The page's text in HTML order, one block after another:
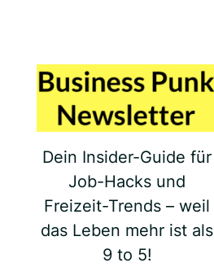
Dein Insider-Guide für
Job-Hacks und
Freizeit-Trends – weil
das Leben mehr ist als
9 to 5!